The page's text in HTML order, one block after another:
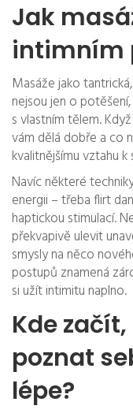
Jak
intimním
Masáže jako
nejsou jen o
s vlastním tělem.
vám dělá dobře a co
kvalitnějšímu vztahu
Navíc některé
energii – třeba flirt
haptickou stimulací.
překvapivě ulevit
smysly na něco
postupů znamená
si užít intimitu naplno.
Kde
poznat
lépe?